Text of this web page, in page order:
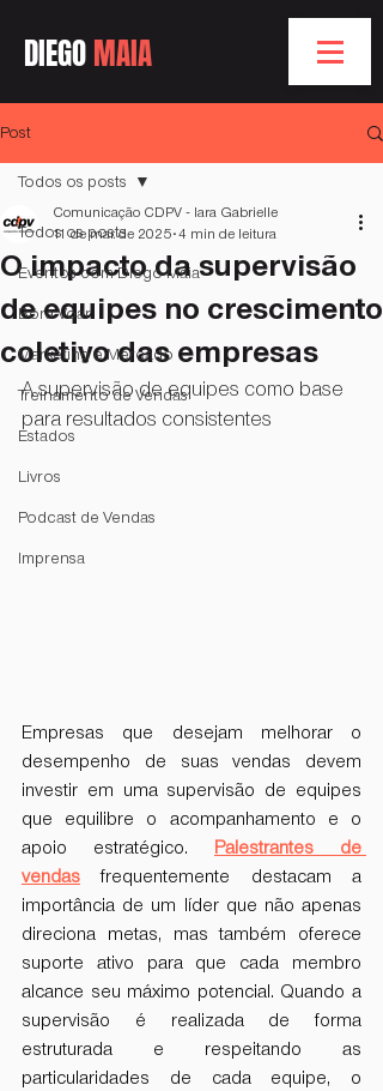
DIEGOMAIA
Post
Todos os posts
Eventos com Diego Maia
Bóra Voar
Marketing e Mercado
Treinamento de Vendas
Estados
Livros
Podcast de Vendas
Imprensa
Todos os posts
O impacto da supervisão
de equipes no crescimento
coletivo das empresas
Comunicação CDPV - Iara Gabrielle
11 de mar. de 2025 4 min de leitura
A supervisão de equipes como base
para resultados consistentes
Empresas que desejam melhorar o
desempenho de suas vendas devem
investir em uma supervisão de equipes
que equilibre o acompanhamento e o
apoio estratégico. Palestrantes de
vendas frequentemente destacam a
importância de um líder que não apenas
direciona metas, mas também oferece
suporte ativo para que cada membro
alcance seu máximo potencial. Quando a
supervisão é realizada de forma
estruturada e respeitando as
particularidades de cada equipe, o